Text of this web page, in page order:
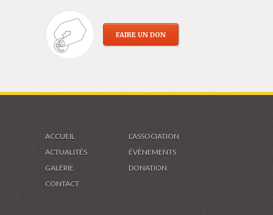
FAIRE UN DON
ACCUEIL
L’ASSOCIATION
ACTUALITÉS
ÉVÈNEMENTS
GALERIE
DONATION
CONTACT